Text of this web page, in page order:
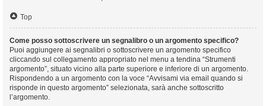
Top
Come posso sottoscrivere un segnalibro o un argomento specifico?
Puoi aggiungere ai segnalibri o sottoscrivere un argomento specifico
cliccando sul collegamento appropriato nel menu a tendina “Strumenti
argomento”, situato vicino alla parte superiore e inferiore di un argomento.
Rispondendo a un argomento con la voce “Avvisami via email quando si
risponde in questo argomento” selezionata, sarà anche sottoscritto
l’argomento.